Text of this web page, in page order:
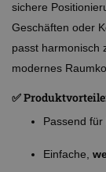
sichere
Geschäften oder
passt harmonisch
modernes
✅
Passend
Einfache,